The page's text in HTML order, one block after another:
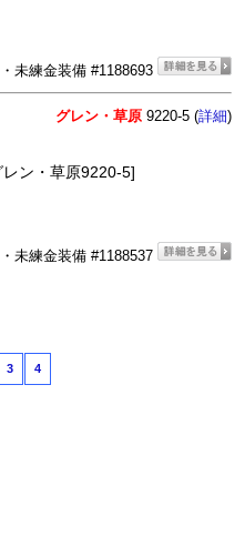
未練金装備 #1188693
グレン・草原 9220-5 (詳細)
ン・草原9220-5]
未練金装備 #1188537
3 4